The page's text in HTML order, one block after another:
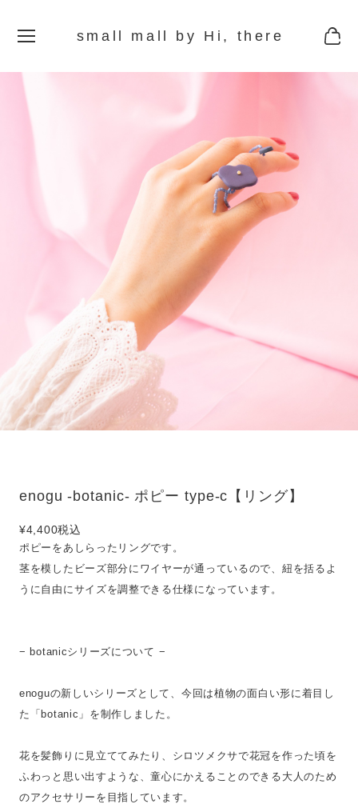
small mall by Hi, there
enogu -botanic- ポピー type-c【リング】
¥4,400税込
ポピーをあしらったリングです。
茎を模したビーズ部分にワイヤーが通っているので、紐を括るよ
うに自由にサイズを調整できる仕様になっています。
− botanicシリーズについて −
enoguの新しいシリーズとして、今回は植物の面白い形に着目し
た「botanic」を制作しました。
花を髪飾りに見立ててみたり、シロツメクサで花冠を作った頃を
ふわっと思い出すような、童心にかえることのできる大人のため
のアクセサリーを目指しています。